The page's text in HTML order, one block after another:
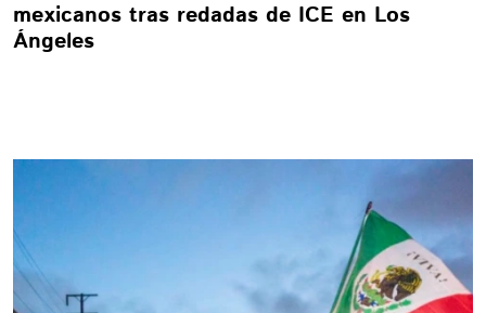
mexicanos tras redadas de ICE en Los
Ángeles